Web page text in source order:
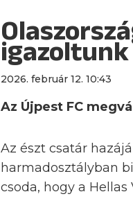
igazoltunk
2026. február 12. 10:43
Az Újpest FC
Az észt csatár
harmadosztályban
csoda, hogy a